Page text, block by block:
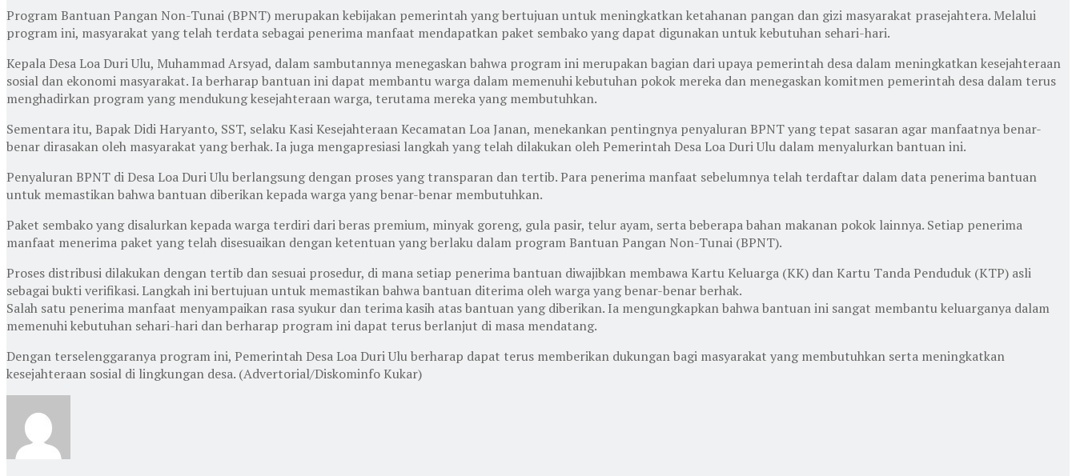
Program Bantuan Pangan Non-Tunai (BPNT) merupakan kebijakan pemerintah yang bertujuan untuk meningkatkan ketahanan pangan dan gizi masyarakat prasejahtera. Melalui
program ini, masyarakat yang telah terdata sebagai penerima manfaat mendapatkan paket sembako yang dapat digunakan untuk kebutuhan sehari-hari.
Kepala Desa Loa Duri Ulu, Muhammad Arsyad, dalam sambutannya menegaskan bahwa program ini merupakan bagian dari upaya pemerintah desa dalam meningkatkan kesejahteraan
sosial dan ekonomi masyarakat. Ia berharap bantuan ini dapat membantu warga dalam memenuhi kebutuhan pokok mereka dan menegaskan komitmen pemerintah desa dalam terus
menghadirkan program yang mendukung kesejahteraan warga, terutama mereka yang membutuhkan.
Sementara itu, Bapak Didi Haryanto, SST, selaku Kasi Kesejahteraan Kecamatan Loa Janan, menekankan pentingnya penyaluran BPNT yang tepat sasaran agar manfaatnya benar-
benar dirasakan oleh masyarakat yang berhak. Ia juga mengapresiasi langkah yang telah dilakukan oleh Pemerintah Desa Loa Duri Ulu dalam menyalurkan bantuan ini.
Penyaluran BPNT di Desa Loa Duri Ulu berlangsung dengan proses yang transparan dan tertib. Para penerima manfaat sebelumnya telah terdaftar dalam data penerima bantuan
untuk memastikan bahwa bantuan diberikan kepada warga yang benar-benar membutuhkan.
Paket sembako yang disalurkan kepada warga terdiri dari beras premium, minyak goreng, gula pasir, telur ayam, serta beberapa bahan makanan pokok lainnya. Setiap penerima
manfaat menerima paket yang telah disesuaikan dengan ketentuan yang berlaku dalam program Bantuan Pangan Non-Tunai (BPNT).
Proses distribusi dilakukan dengan tertib dan sesuai prosedur, di mana setiap penerima bantuan diwajibkan membawa Kartu Keluarga (KK) dan Kartu Tanda Penduduk (KTP) asli
sebagai bukti verifikasi. Langkah ini bertujuan untuk memastikan bahwa bantuan diterima oleh warga yang benar-benar berhak.
Salah satu penerima manfaat menyampaikan rasa syukur dan terima kasih atas bantuan yang diberikan. Ia mengungkapkan bahwa bantuan ini sangat membantu keluarganya dalam
memenuhi kebutuhan sehari-hari dan berharap program ini dapat terus berlanjut di masa mendatang.
Dengan terselenggaranya program ini, Pemerintah Desa Loa Duri Ulu berharap dapat terus memberikan dukungan bagi masyarakat yang membutuhkan serta meningkatkan
kesejahteraan sosial di lingkungan desa. (Advertorial/Diskominfo Kukar)